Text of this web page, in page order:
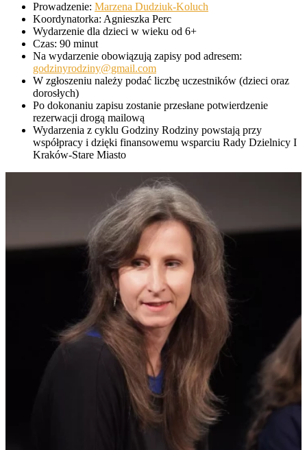
Prowadzenie: Marzena Dudziuk-Koluch
Koordynatorka: Agnieszka Perc
Wydarzenie dla dzieci w wieku od 6+
Czas: 90 minut
Na wydarzenie obowiązują zapisy pod adresem:
godzinyrodziny@gmail.com
W zgłoszeniu należy podać liczbę uczestników (dzieci oraz
dorosłych)
Po dokonaniu zapisu zostanie przesłane potwierdzenie
rezerwacji drogą mailową
Wydarzenia z cyklu Godziny Rodziny powstają przy
współpracy i dzięki finansowemu wsparciu Rady Dzielnicy I
Kraków-Stare Miasto